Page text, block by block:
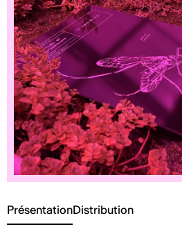
PrésentationDistribution